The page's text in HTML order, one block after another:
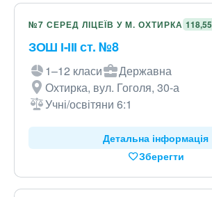
№7 СЕРЕД ЛІЦЕЇВ У М. ОХТИРКА 118,55
ЗОШ І-ІІІ ст. №8
1–12 класи
Державна
Охтирка, вул. Гоголя, 30-а
Учні/освітяни 6:1
Детальна інформація
Зберегти